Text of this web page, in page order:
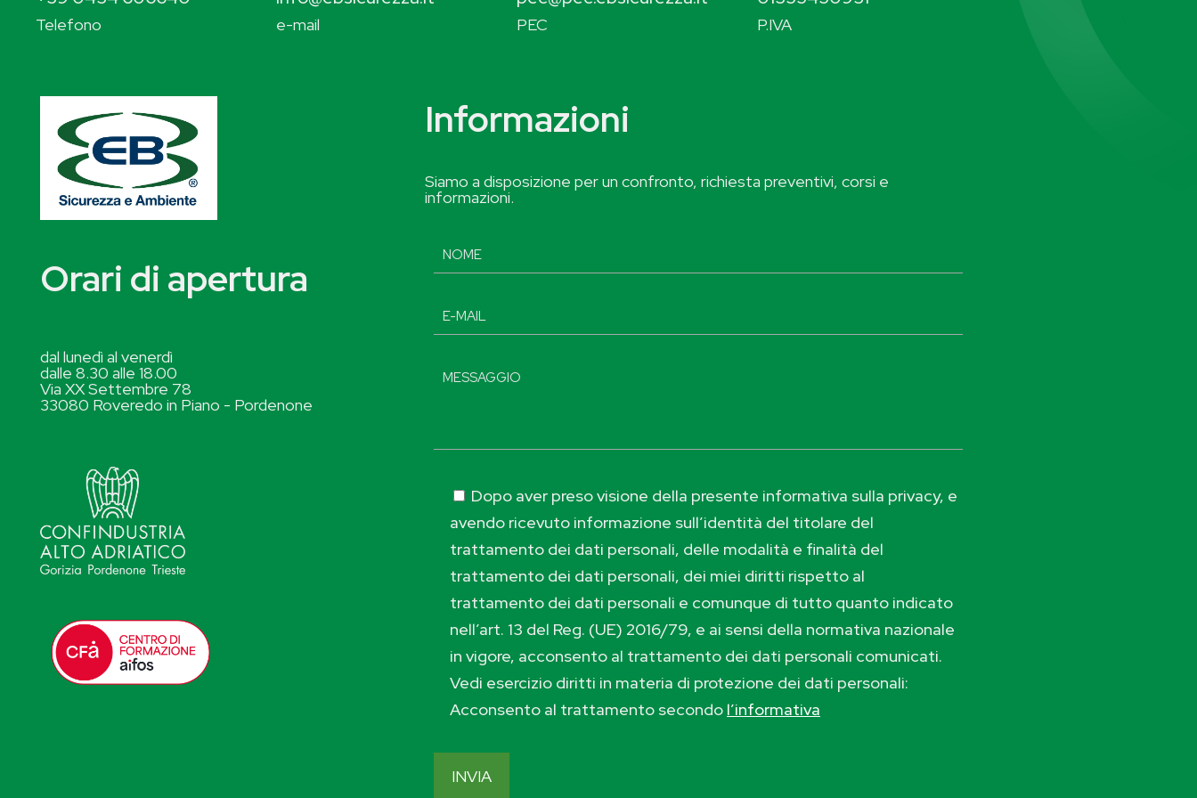
Telefono e-mail PEC P.IVA
Orari di apertura
dal lunedì al venerdì
dalle 8.30 alle 18.00
Via XX Settembre 78
33080 Roveredo in Piano - Pordenone
Informazioni
Siamo a disposizione per un confronto, richiesta preventivi, corsi e
informazioni.
Dopo aver preso visione della presente informativa sulla privacy, e
avendo ricevuto informazione sull’identità del titolare del
trattamento dei dati personali, delle modalità e finalità del
trattamento dei dati personali, dei miei diritti rispetto al
trattamento dei dati personali e comunque di tutto quanto indicato
nell’art. 13 del Reg. (UE) 2016/79, e ai sensi della normativa nazionale
in vigore, acconsento al trattamento dei dati personali comunicati.
Vedi esercizio diritti in materia di protezione dei dati personali:
Acconsento al trattamento secondo l’informativa